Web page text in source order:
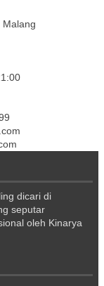
Malang
dicari di
seputar
oleh Kinarya